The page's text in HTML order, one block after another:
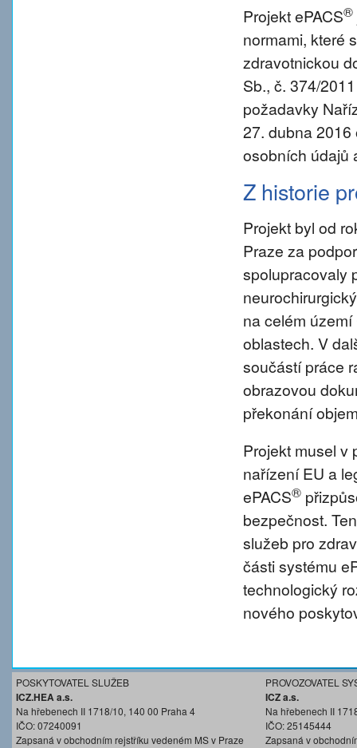
Projekt ePACS®
normami, které
zdravotnickou
Sb., č. 374/
požadavky
27. dubna
osobních údajů
Z historie
Projekt byl od
Praze za
spolupracovaly
na celém
oblastech. V
součástí práce
obrazovou
překonání
Projekt musel v
nařízení EU a
ePACS®
bezpečnost.
služeb pro
části systému
technologický
nového
POSKYTOVATEL SLUŽEB
ICZ.HEA a.s.
Na hřebenech II 1718/10, 140 00 Praha 4
IČO: 07240091
Zapsaná v obchodním rejstříku vedeném MS v Praze
PROVOZOVATEL
ICZ a.s.
Na hřebenech II
IČO: 25145444
Zapsaná v